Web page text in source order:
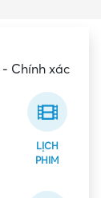
Chính xác
LỊCH
PHIM